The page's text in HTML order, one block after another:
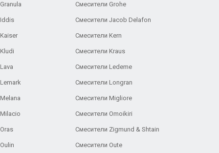
Смесители Grohe
Смесители Jacob Delafon
Смесители Kern
Смесители Kraus
Смесители Ledeme
Смесители Longran
Смесители Migliore
Смесители Omoikiri
Смесители Zigmund & Shtain
Смесители Oute